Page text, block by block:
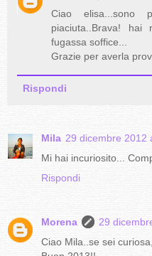
Ciao elisa...sono
piaciuta..Brava!
fugassa soffice...
Grazie per averla
Rispondi
Mila 29 dicembre 2012
Mi hai incuriosito...
Rispondi
Morena
29
Ciao Mila..se sei